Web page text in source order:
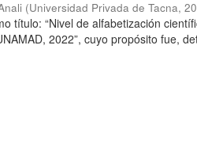
(Universidad Privada de Tacna,
título: “Nivel de alfabetización
2022”, cuyo propósito fue,